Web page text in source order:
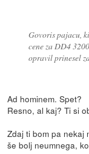
Govoris pajacu,
cene za DD4
opravil prinesel
Ad hominem. Spet?
Resno, al kaj? Ti si
Zdaj ti bom pa nekaj
še bolj neumnega,